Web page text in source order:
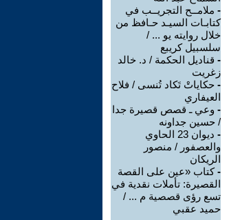
- ملامــح التجريــب في
كتابـات السيـد حـافظ من
خلال روايته يو ... /
سلسبيل كريبع
- قناديل الحكمة / د. خالد
زغريت
- حكاياتْ تَكاد تُنسى / فلاح
العيفاري
- وعي ـ قصص قصيرة جدا
/ حسين جداونه
-
ديوان 23 الحاوي
والعصفور / منصور
الريكان
-كتاب «عين على القصة
القصيرة: تأملات نقدية في
تسع رؤى قصصية م ... /
حميد عقبي